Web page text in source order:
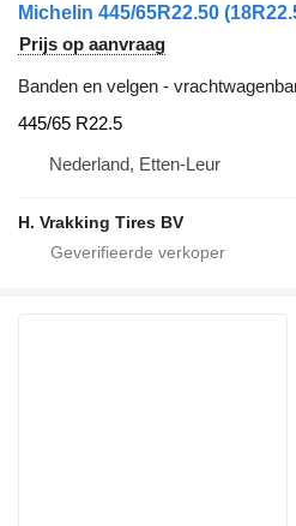
Michelin 445/65R22.50
Prijs op aanvraag
Banden en velgen -
445/65 R22.5
Nederland, Etten-Leur
H. Vrakking Tires BV